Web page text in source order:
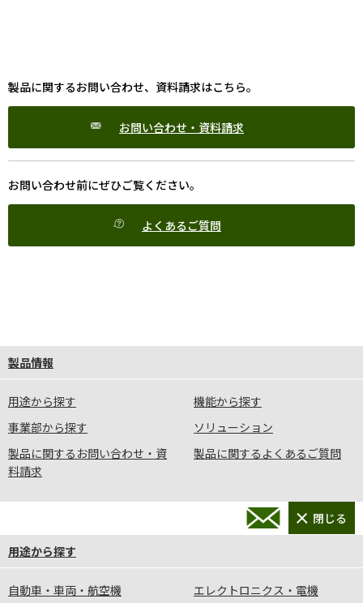
製品に関するお問い合わせ、資料請求はこちら。
お問い合わせ・資料請求
お問い合わせ前にぜひご覧ください。
よくあるご質問
用途から探す
自動車・車両・航空機 エレクトロニクス・電機
製品情報
用途から探す
機能から探す
事業部から探す
ソリューション
製品に関するお問い合わせ・資
料請求
製品に関するよくあるご質問